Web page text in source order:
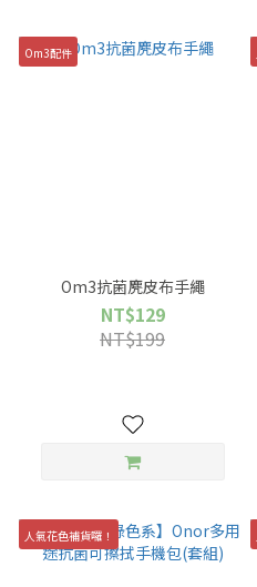
Om3配件
Om3抗菌麂皮布手繩
NT$129
NT$199
人氣花色補貨囉！